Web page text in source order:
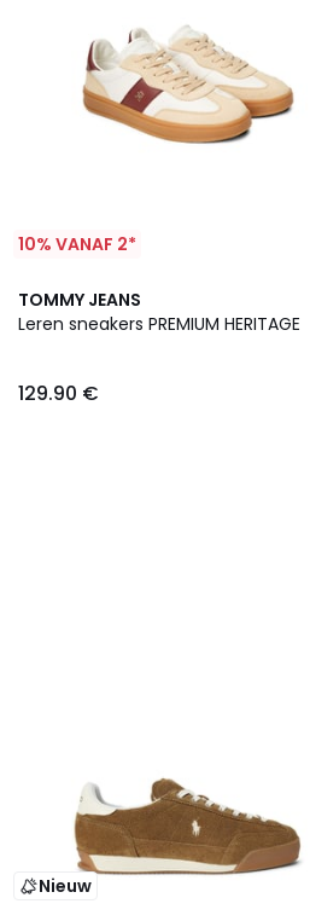
10% VANAF 2*
TOMMY JEANS
Leren sneakers PREMIUM HERITAGE
129.90 €
Nieuw